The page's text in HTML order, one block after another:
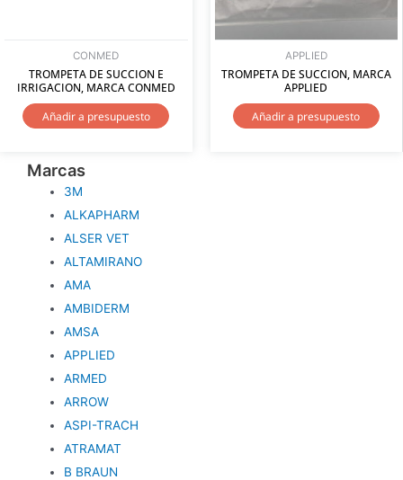
CONMED
TROMPETA DE SUCCION E
IRRIGACION, MARCA CONMED
Añadir a presupuesto
APPLIED
TROMPETA DE SUCCION, MARCA
APPLIED
Añadir a presupuesto
Marcas
3M
ALKAPHARM
ALSER VET
ALTAMIRANO
AMA
AMBIDERM
AMSA
APPLIED
ARMED
ARROW
ASPI-TRACH
ATRAMAT
B BRAUN